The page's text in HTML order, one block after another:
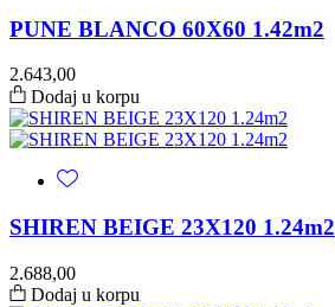
PUNE BLANCO 60X60 1.42m2
2.643,00
Dodaj u korpu
SHIREN BEIGE 23X120 1.24m2
2.688,00
Dodaj u korpu